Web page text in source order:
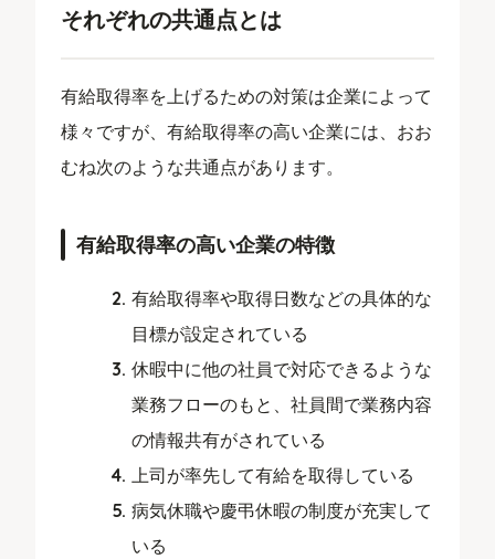
それぞれの共通点とは
有給取得率を上げるための対策は企業によって
様々ですが、有給取得率の高い企業には、おお
むね次のような共通点があります。
有給取得率の高い企業の特徴
有給取得率や取得日数などの具体的な
目標が設定されている
休暇中に他の社員で対応できるような
業務フローのもと、社員間で業務内容
の情報共有がされている
上司が率先して有給を取得している
病気休職や慶弔休暇の制度が充実して
いる